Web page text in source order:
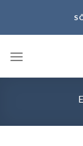
content